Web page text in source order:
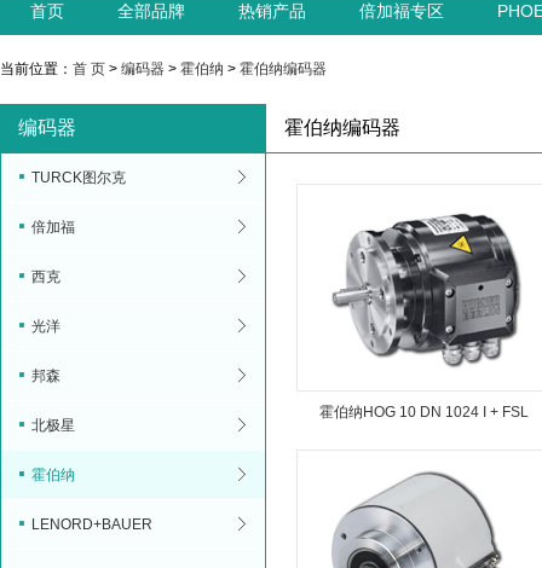
首页 全部品牌 热销产品 倍加福专区
当前位置： 首 页 > 编码器 > 霍伯纳 > 霍伯纳编码器
编码器
TURCK图尔克
倍加福
西克
光洋
邦森
北极星
霍伯纳
LENORD+BAUER
霍伯纳编码器
霍伯纳HOG 10 DN 1024 I + FSL
N=900RPM编码器